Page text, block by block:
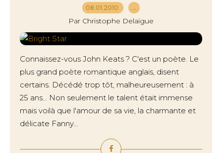
08.01.2010 …
Par Christophe Delaigue
Connaissez-vous John Keats ? C'est un poète. Le
plus grand poète romantique anglais, disent
certains. Décédé trop tôt, malheureusement : à
25 ans... Non seulement le talent était immense
mais voilà que l'amour de sa vie, la charmante et
délicate Fanny...